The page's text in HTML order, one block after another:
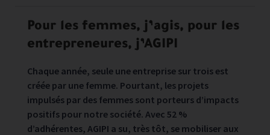
Pour les femmes, j’agis, pour les
entrepreneures, j’AGIPI
Chaque année, seule une entreprise sur trois est
créée par une femme. Pourtant, les projets
impulsés par des femmes sont porteurs d’impacts
positifs pour notre société. Avec 52 %
d’adhérentes, AGIPI a su, très tôt, se mobiliser aux